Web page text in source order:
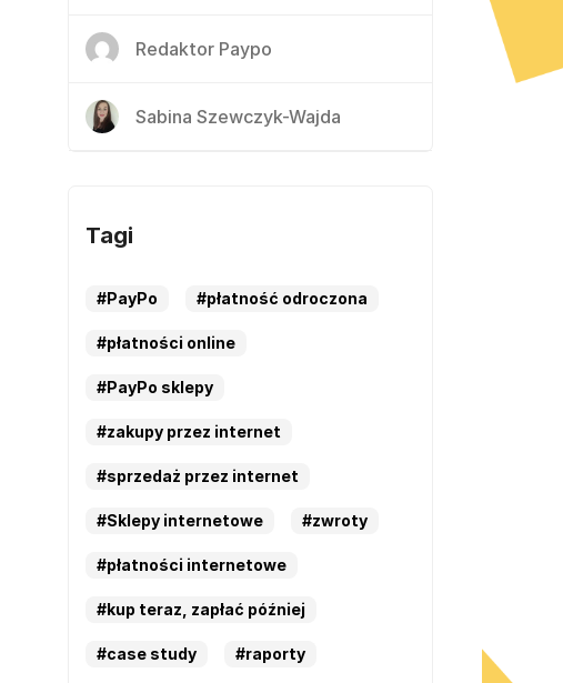
Redaktor Paypo
Sabina Szewczyk-Wajda
Tagi
#PayPo #płatność odroczona
#płatności online
#PayPo sklepy
#zakupy przez internet
#sprzedaż przez internet
#Sklepy internetowe #zwroty
#płatności internetowe
#kup teraz, zapłać później
#case study #raporty